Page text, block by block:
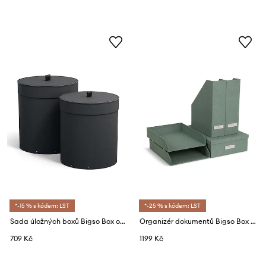
*-15 % s kódem: LST
Sada úložných boxů Bigso Box of Sweden Anton 2-pack
709 Kč
*-25 % s kódem: LST
Organizér dokumentů Bigso Box of Sweden Holger 5-pack
1199 Kč